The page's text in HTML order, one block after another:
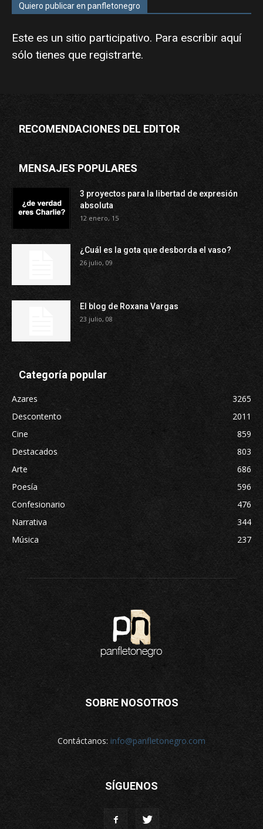
Quiero publicar en panfletonegro
Este es un sitio participativo. Para escribir aquí
sólo tienes que registrarte.
RECOMENDACIONES DEL EDITOR
MENSAJES POPULARES
3 proyectos para la libertad de expresión
absoluta
12 enero, 15
¿Cuál es la gota que desborda el vaso?
26 julio, 09
El blog de Roxana Vargas
23 julio, 08
Categoría popular
Azares
3265
Descontento
2011
Cine
859
Destacados
803
Arte
686
Poesía
596
Confesionario
476
Narrativa
344
Música
237
SOBRE NOSOTROS
Contáctanos: info@panfletonegro.com
SÍGUENOS